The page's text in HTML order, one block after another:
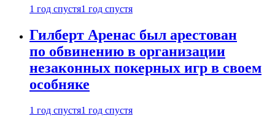
1 год спустя1 год спустя
Гилберт Аренас был арестован
по обвинению в организации
незаконных покерных игр в своем
особняке
1 год спустя1 год спустя